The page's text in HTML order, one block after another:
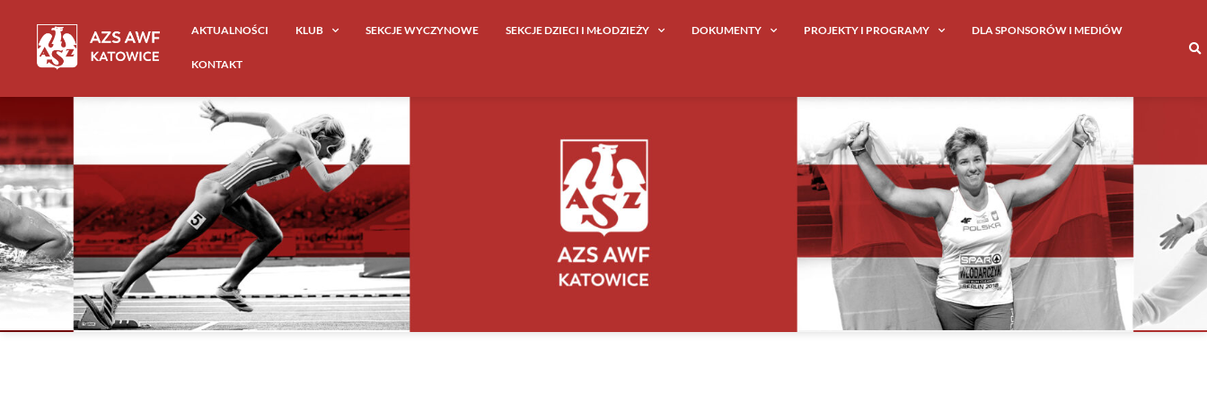
AKTUALNOŚCI KLUB SEKCJE WYCZYNOWE SEKCJE DZIECI I MŁODZIEŻY DOKUMENTY PROJEKTY I PROGRAMY DLA SPONSORÓW I MEDIÓW
KONTAKT